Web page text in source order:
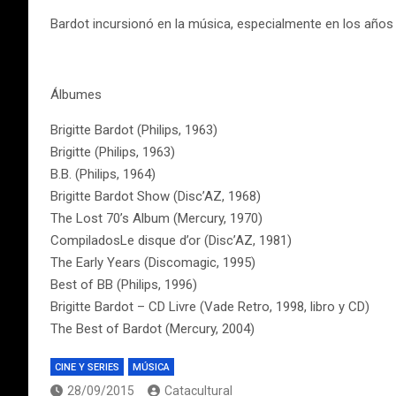
Bardot incursionó en la música, especialmente en los años
Álbumes
Brigitte Bardot (Philips, 1963)
Brigitte (Philips, 1963)
B.B. (Philips, 1964)
Brigitte Bardot Show (Disc’AZ, 1968)
The Lost 70’s Album (Mercury, 1970)
CompiladosLe disque d’or (Disc’AZ, 1981)
The Early Years (Discomagic, 1995)
Best of BB (Philips, 1996)
Brigitte Bardot – CD Livre (Vade Retro, 1998, libro y CD)
The Best of Bardot (Mercury, 2004)
CINE Y SERIES MÚSICA
28/09/2015 Catacultural